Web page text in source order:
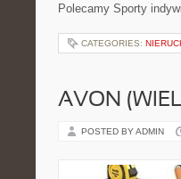
Polecamy Sporty
CATEGORIES:
AVON
POSTED BY ADMIN